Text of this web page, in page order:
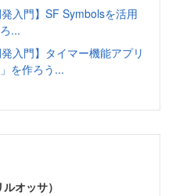
入門】SF Symbolsを活用
...
入門】タイマー機能アプリ
を作ろう...
オッサ）